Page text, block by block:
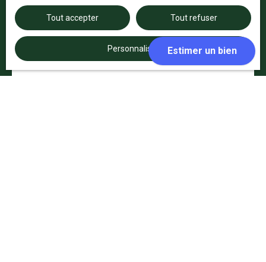
Tout accepter Tout refuser
Personnaliser